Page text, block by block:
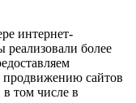
интернет-
реализовали более
сайтов
том числе в